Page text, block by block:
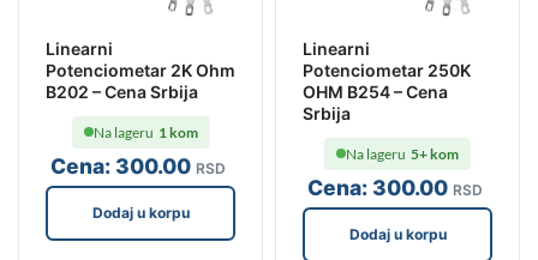
Linearni
Potenciometar 2K Ohm
B202 – Cena Srbija
Cena:300.00 RSD
Na lageru 1 kom
Dodaj u korpu
Linearni
Potenciometar 250K
OHM B254 – Cena
Srbija
Cena:300.00 RSD
Na lageru 5+ kom
Dodaj u korpu